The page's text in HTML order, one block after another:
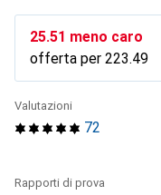
CHF
25.51 meno caro
offerta per CHF
223.49
72
Valutazioni
Rapporti di prova